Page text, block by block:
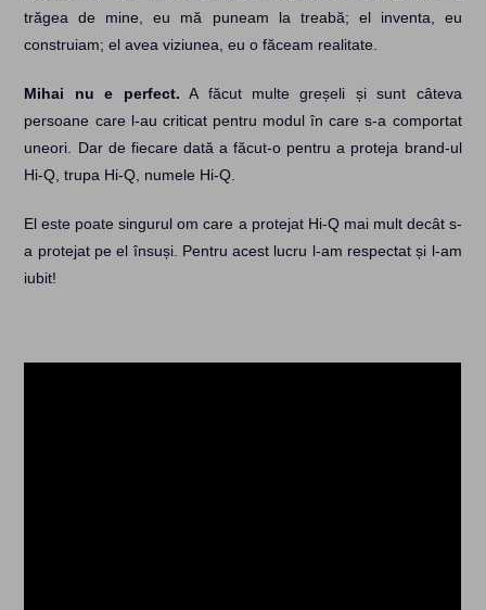
trăgea de mine, eu mă puneam la treabă; el inventa, eu
construiam; el avea viziunea, eu o făceam realitate.
Mihai nu e perfect. A făcut multe greșeli și sunt câteva
persoane care l-au criticat pentru modul în care s-a comportat
uneori. Dar de fiecare dată a făcut-o pentru a proteja brand-ul
Hi-Q, trupa Hi-Q, numele Hi-Q.
El este poate singurul om care a protejat Hi-Q mai mult decât s-
a protejat pe el însuși. Pentru acest lucru l-am respectat și l-am
iubit!